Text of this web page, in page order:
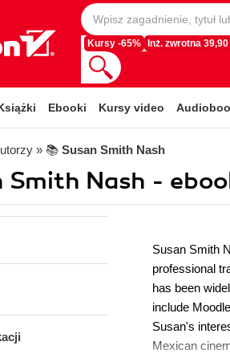
Kursy -65% Inż. zwrotna 39,90
Ebooki Kursy video
» 📚 Susan Smith Nash
Smith Nash -
Susan Smith
professional
has been
include
Susan's
Mexican